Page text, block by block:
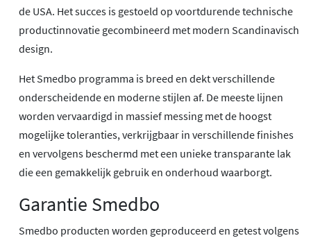
de USA. Het succes is gestoeld op voortdurende technische
productinnovatie gecombineerd met modern Scandinavisch
design.
Het Smedbo programma is breed en dekt verschillende
onderscheidende en moderne stijlen af. De meeste lijnen
worden vervaardigd in massief messing met de hoogst
mogelijke toleranties, verkrijgbaar in verschillende finishes
en vervolgens beschermd met een unieke transparante lak
die een gemakkelijk gebruik en onderhoud waarborgt.
Garantie Smedbo
Smedbo producten worden geproduceerd en getest volgens